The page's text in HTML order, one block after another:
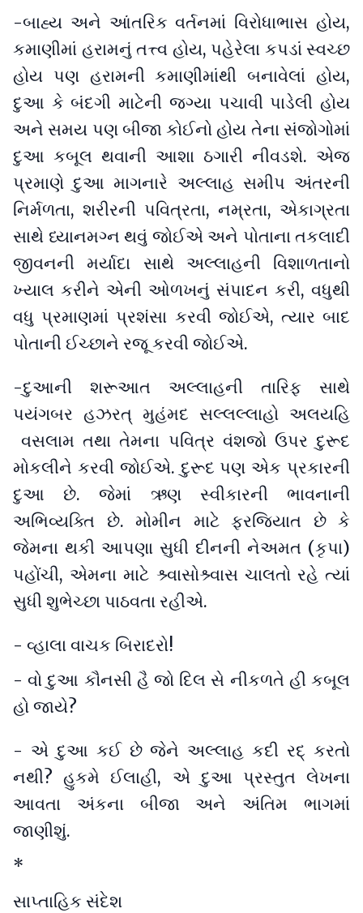
-બાહ્ય અને આંતરિક વર્તનમાં વિરોધાભાસ હોય,
કમાણીમાં હરામનું તત્ત્વ હોય, પહેરેલા કપડાં સ્વચ્છ
હોય પણ હરામની કમાણીમાંથી બનાવેલાં હોય,
દુઆ કે બંદગી માટેની જગ્યા પચાવી પાડેલી હોય
અને સમય પણ બીજા કોઈનો હોય તેના સંજોગોમાં
દુઆ કબૂલ થવાની આશા ઠગારી નીવડશે. એજ
પ્રમાણે દુઆ માગનારે અલ્લાહ સમીપ અંતરની
નિર્મળતા, શરીરની પવિત્રતા, નમ્રતા, એકાગ્રતા
સાથે ધ્યાનમગ્ન થવું જોઈએ અને પોતાના તકલાદી
જીવનની મર્યાદા સાથે અલ્લાહની વિશાળતાનો
ખ્યાલ કરીને એની ઓળખનું સંપાદન કરી, વધુથી
વધુ પ્રમાણમાં પ્રશંસા કરવી જોઈએ, ત્યાર બાદ
પોતાની ઈચ્છાને રજૂ કરવી જોઈએ.
-દુઆની શરૂઆત અલ્લાહની તારિફ સાથે
પયંગબર હઝરત્ મુહંમદ સલ્લલ્લાહો અલયહિ
વસલામ તથા તેમના પવિત્ર વંશજો ઉપર દુરૂદ
મોકલીને કરવી જોઈએ. દુરૂદ પણ એક પ્રકારની
દુઆ છે. જેમાં ઋણ સ્વીકારની ભાવનાની
અભિવ્યક્તિ છે. મોમીન માટે ફરજિયાત છે કે
જેમના થકી આપણા સુધી દીનની નેઅમત (કૃપા)
પહોંચી, એમના માટે શ્ર્વાસોશ્ર્વાસ ચાલતો રહે ત્યાં
સુધી શુભેચ્છા પાઠવતા રહીએ.
- વ્હાલા વાચક બિરાદરો!
- વો દુઆ કૌનસી હૈ જો દિલ સે નીકળતે હી કબૂલ
હો જાયે?
- એ દુઆ કઈ છે જેને અલ્લાહ કદી રદ્ કરતો
નથી? હુકમે ઈલાહી, એ દુઆ પ્રસ્તુત લેખના
આવતા અંકના બીજા અને અંતિમ ભાગમાં
જાણીશું.
*
સાપ્તાહિક સંદેશ